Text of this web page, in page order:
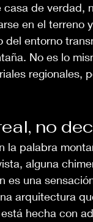
de verdad,
en el
del entorno
No es lo
regionales,
no
la palabra
alguna
es una
arquitectura
hecha con